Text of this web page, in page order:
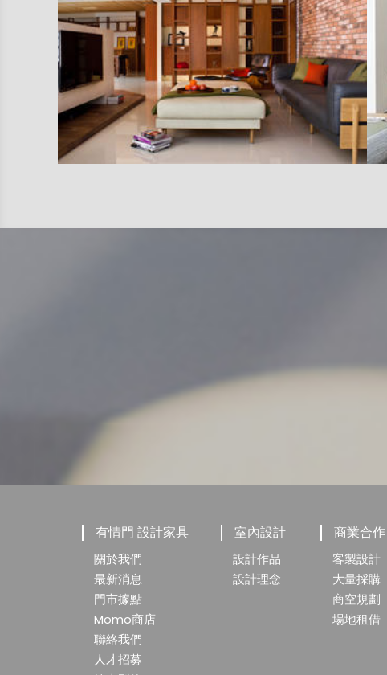
有情門 設計家具
關於我們
最新消息
門市據點
Momo商店
聯絡我們
人才招募
室內設計
設計作品
設計理念
商業合作
客製設計
大量採購
商空規劃
場地租借